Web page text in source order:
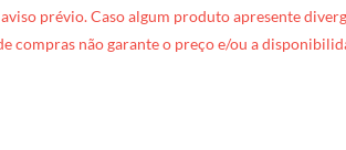
prévio. Caso algum produto apresente
compras não garante o preço e/ou a